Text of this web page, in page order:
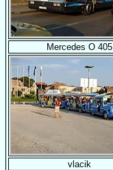
Mercedes O 405
vlacik